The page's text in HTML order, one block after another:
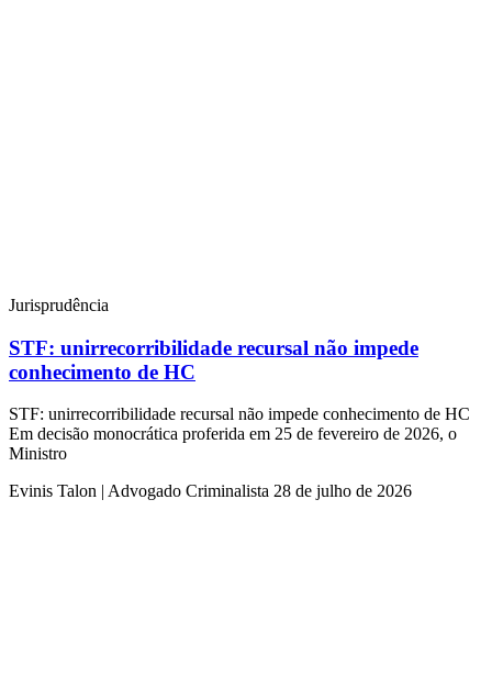
Jurisprudência
STF: unirrecorribilidade recursal não impede
conhecimento de HC
STF: unirrecorribilidade recursal não impede conhecimento de HC
Em decisão monocrática proferida em 25 de fevereiro de 2026, o
Ministro
Evinis Talon | Advogado Criminalista 28 de julho de 2026